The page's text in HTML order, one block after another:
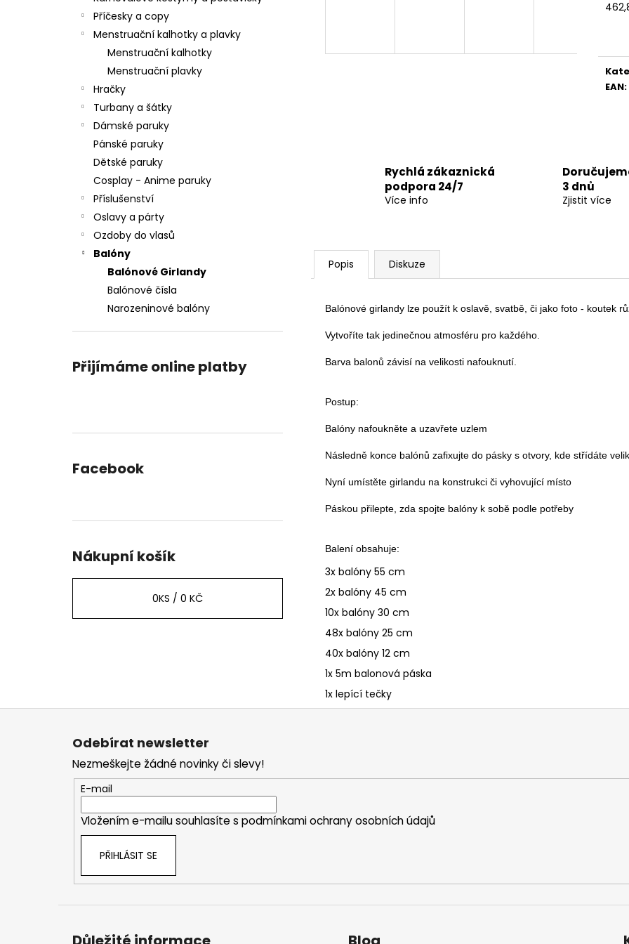
Příčesky a copy
Menstruační kalhotky a plavky
Menstruační kalhotky
Menstruační plavky
Hračky
Turbany a šátky
Dámské paruky
Pánské paruky
Dětské paruky
Cosplay - Anime paruky
Příslušenství
Oslavy a párty
Ozdoby do vlasů
Balóny
Balónové Girlandy
Balónové čísla
Narozeninové balóny
Přijímáme online platby
Facebook
Nákupní košík
0KS / 0 KČ
EAN:
Rychlá zákaznická
podpora 24/7
Více info
3 dnů
Zjistit více
Popis Diskuze
Balónové girlandy lze použít k oslavě, svatbě, či jako foto - koutek
Vytvoříte tak jedinečnou atmosféru pro každého.
Postup:
Balóny nafoukněte a uzavřete uzlem
Následně konce balónů zafixujte do pásky s otvory, kde střídáte
Nyní umístěte girlandu na konstrukci či vyhovující místo
Páskou přilepte, zda spojte balóny k sobě podle potřeby
Balení obsahuje:
3x balóny 55 cm
2x balóny 45 cm
10x balóny 30 cm
48x balóny 25 cm
40x balóny 12 cm
1x 5m balonová páska
1x lepící tečky
Odebírat newsletter
Nezmeškejte žádné novinky či slevy!
E-mail
Vložením e-mailu souhlasíte s podmínkami ochrany osobních údajů
PŘIHLÁSIT SE